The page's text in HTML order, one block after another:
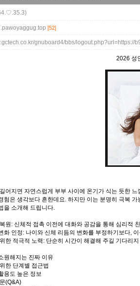
[52]
gnuboard4/bbs/logout.php?url=https://
2026 성
어지면 자연스럽게 부부 사이에 온기가 식는 듯한
험은 생각보다 흔한데요. 하지만 이는 분명히 극복
을 소개해 드립니다.
원: 신체적 접촉 이전에 대화와 공감을 통해 심리적
화 인정: 나이와 신체 리듬의 변화를 부정하기보다,
한 적극적 노력: 단순히 시간이 해결해 주길 기다리
원해지는 진짜 이유
한 단계별 접근법
용도 높은 정보
(Q&A)